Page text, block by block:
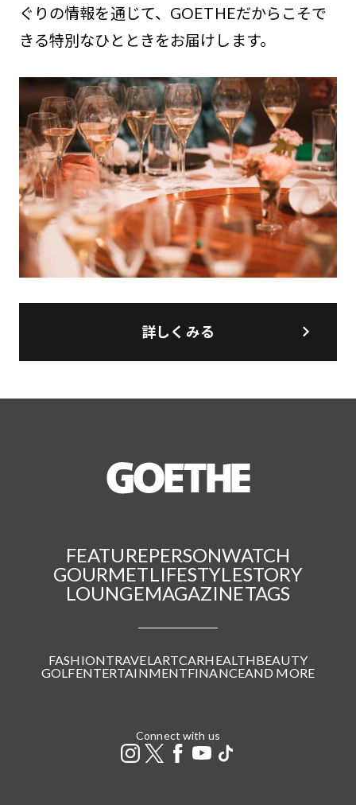
ぐりの情報を通じて、GOETHEだからこそで
きる特別なひとときをお届けします。
詳しくみる
FEATUREPERSONWATCH
GOURMETLIFESTYLESTORY
LOUNGEMAGAZINETAGS
FASHIONTRAVELARTCARHEALTHBEAUTY
GOLFENTERTAINMENTFINANCEAND MORE
Connect with us